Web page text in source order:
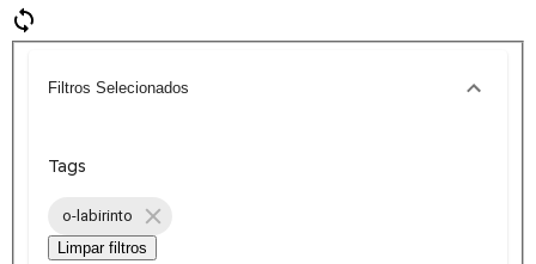
Filtros Selecionados
Tags
o-labirinto
Limpar filtros